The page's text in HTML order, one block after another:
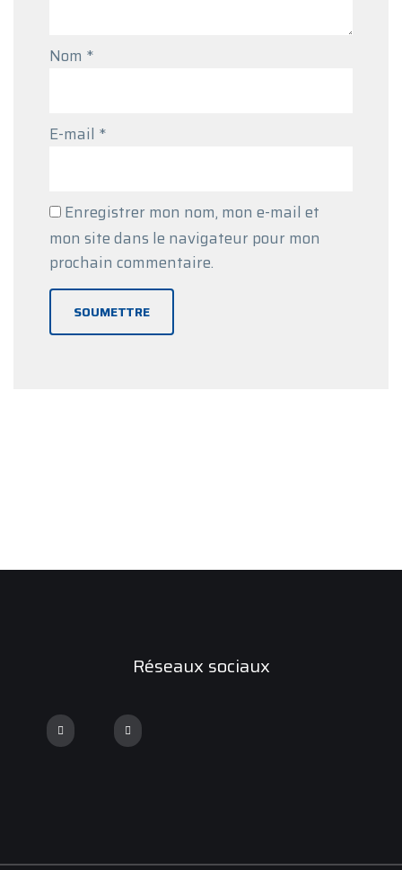
Nom *
E-mail *
Enregistrer mon nom, mon e-mail et
mon site dans le navigateur pour mon
prochain commentaire.
Réseaux sociaux